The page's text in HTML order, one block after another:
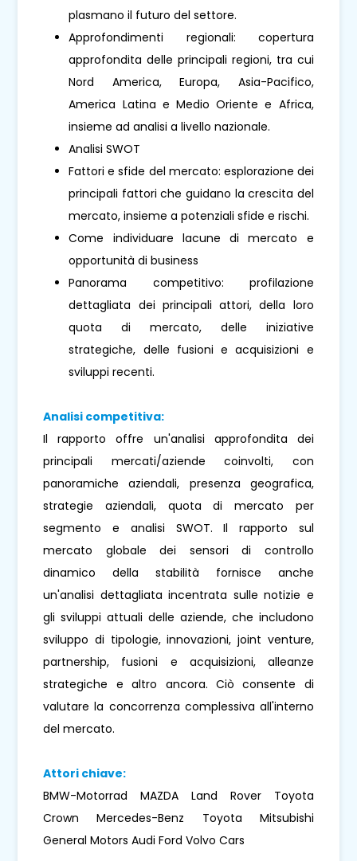
plasmano il futuro del settore.
Approfondimenti regionali: copertura
approfondita delle principali regioni, tra cui
Nord America, Europa, Asia-Pacifico,
America Latina e Medio Oriente e Africa,
insieme ad analisi a livello nazionale.
Analisi SWOT
Fattori e sfide del mercato: esplorazione dei
principali fattori che guidano la crescita del
mercato, insieme a potenziali sfide e rischi.
Come individuare lacune di mercato e
opportunità di business
Panorama competitivo: profilazione
dettagliata dei principali attori, della loro
quota di mercato, delle iniziative
strategiche, delle fusioni e acquisizioni e
sviluppi recenti.
Analisi competitiva:
Il rapporto offre un'analisi approfondita dei
principali mercati/aziende coinvolti, con
panoramiche aziendali, presenza geografica,
strategie aziendali, quota di mercato per
segmento e analisi SWOT. Il rapporto sul
mercato globale dei sensori di controllo
dinamico della stabilità fornisce anche
un'analisi dettagliata incentrata sulle notizie e
gli sviluppi attuali delle aziende, che includono
sviluppo di tipologie, innovazioni, joint venture,
partnership, fusioni e acquisizioni, alleanze
strategiche e altro ancora. Ciò consente di
valutare la concorrenza complessiva all'interno
del mercato.
Attori chiave:
BMW-Motorrad MAZDA Land Rover Toyota
Crown Mercedes-Benz Toyota Mitsubishi
General Motors Audi Ford Volvo Cars